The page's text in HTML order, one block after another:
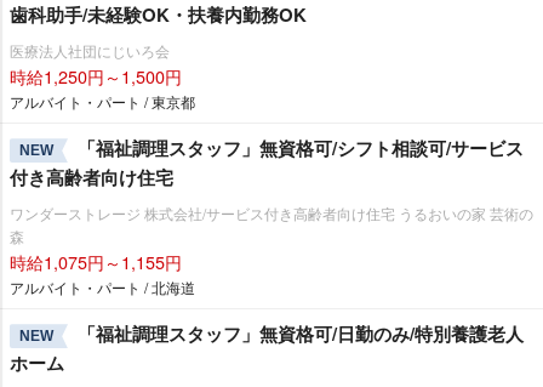
歯科助手/未経験OK・扶養内勤務OK
医療法人社団にじいろ会
時給1,250円～1,500円
アルバイト・パート / 東京都
NEW
「福祉調理スタッフ」無資格可/シフト相談可/サービス
付き高齢者向け住宅
ワンダーストレージ 株式会社/サービス付き高齢者向け住宅 うるおいの家 芸術の
森
時給1,075円～1,155円
アルバイト・パート / 北海道
NEW
「福祉調理スタッフ」無資格可/日勤のみ/特別養護老人
ホーム